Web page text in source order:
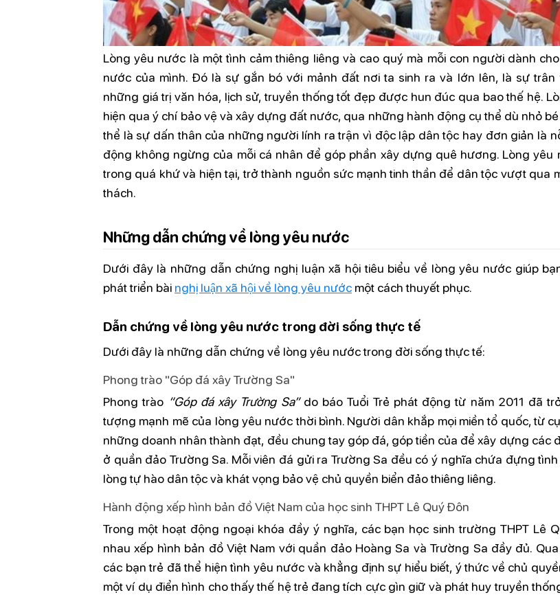
Lòng yêu nước là một tình cảm thiêng liêng và cao quý mà mỗi con người dành
nước của mình. Đó là sự gắn bó với mảnh đất nơi ta sinh ra và lớn lên, là sự
những giá trị văn hóa, lịch sử, truyền thống tốt đẹp được hun đúc qua bao thế hệ.
hiện qua ý chí bảo vệ và xây dựng đất nước, qua những hành động cụ thể dù nhỏ
thể là sự dấn thân của những người lính ra trận vì độc lập dân tộc hay đơn giản là
động không ngừng của mỗi cá nhân để góp phần xây dựng quê hương. Lòng yêu
trong quá khứ và hiện tại, trở thành nguồn sức mạnh tinh thần để dân tộc vượt qua
thách.
Những dẫn chứng về lòng yêu nước
Dưới đây là những dẫn chứng nghị luận xã hội tiêu biểu về lòng yêu nước giúp
phát triển bài nghị luận xã hội về lòng yêu nước một cách thuyết phục.
Dẫn chứng về lòng yêu nước trong đời sống thực tế
Dưới đây là những dẫn chứng về lòng yêu nước trong đời sống thực tế:
Phong trào "Góp đá xây Trường Sa"
Phong trào “Góp đá xây Trường Sa”do báo Tuổi Trẻ phát động từ năm 2011 đã
tượng mạnh mẽ của lòng yêu nước thời bình. Người dân khắp mọi miền tổ quốc, từ
những doanh nhân thành đạt, đều chung tay góp đá, góp tiền của để xây dựng các
ở quần đảo Trường Sa. Mỗi viên đá gửi ra Trường Sa đều có ý nghĩa chứa đựng
lòng tự hào dân tộc và khát vọng bảo vệ chủ quyền biển đảo thiêng liêng.
Hành động xếp hình bản đồ Việt Nam của học sinh THPT Lê Quý Đôn
Trong một hoạt động ngoại khóa đầy ý nghĩa, các bạn học sinh trường THPT Lê
nhau xếp hình bản đồ Việt Nam với quần đảo Hoàng Sa và Trường Sa đầy đủ.
các bạn trẻ đã thể hiện tình yêu nước và khẳng định sự hiểu biết, ý thức về chủ
một ví dụ điển hình cho thấy thế hệ trẻ đang tích cực gìn giữ và phát huy truyền